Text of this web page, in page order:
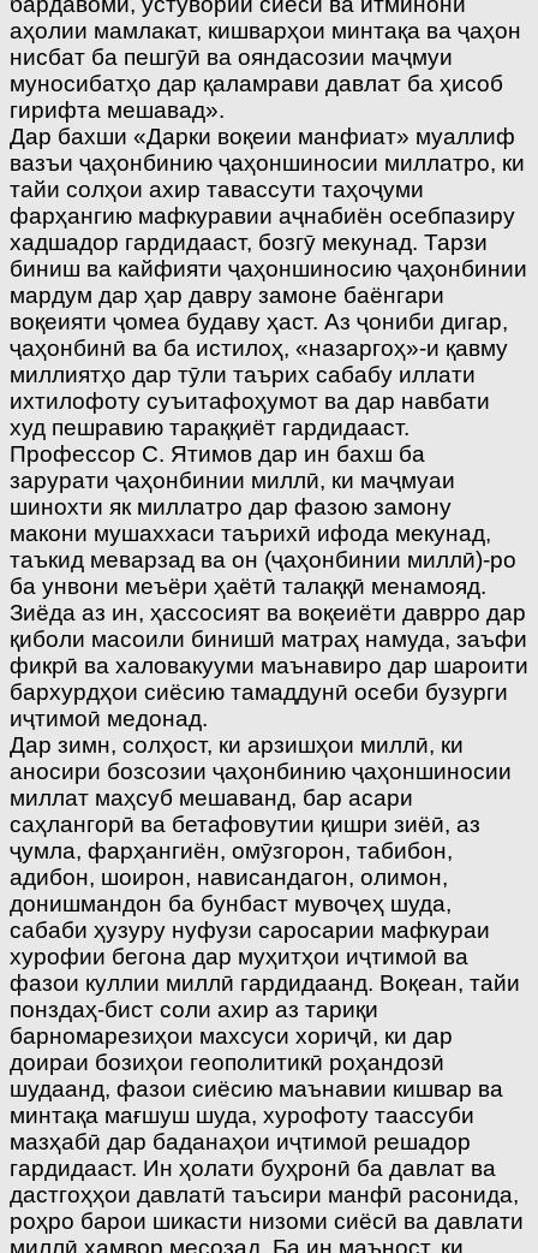
аҳолии мамлакат, кишварҳои минтақа ва ҷаҳон
нисбат ба пешгӯӣ ва ояндасозии маҷмуи
муносибатҳо дар қаламрави давлат ба ҳисоб
гирифта мешавад».
Дар бахши «Дарки воқеии манфиат» муаллиф
вазъи ҷаҳонбинию ҷаҳоншиносии миллатро, ки
тайи солҳои ахир тавассути таҳоҷуми
фарҳангию мафкуравии аҷнабиён осебпазиру
хадшадор гардидааст, бозгӯ мекунад. Тарзи
биниш ва кайфияти ҷаҳоншиносию ҷаҳонбинии
мардум дар ҳар давру замоне баёнгари
воқеияти ҷомеа будаву ҳаст. Аз ҷониби дигар,
ҷаҳонбинӣ ва ба истилоҳ, «назаргоҳ»-и қавму
миллиятҳо дар тӯли таърих сабабу иллати
ихтилофоту суъитафоҳумот ва дар навбати
худ пешравию тараққиёт гардидааст.
Профессор С. Ятимов дар ин бахш ба
зарурати ҷаҳонбинии миллӣ, ки маҷмуаи
шинохти як миллатро дар фазою замону
макони мушаххаси таърихӣ ифода мекунад,
таъкид меварзад ва он (ҷаҳонбинии миллӣ)-ро
ба унвони меъёри ҳаётӣ талаққӣ менамояд.
Зиёда аз ин, ҳассосият ва воқеиёти даврро дар
қиболи масоили бинишӣ матраҳ намуда, заъфи
фикрӣ ва халовакууми маънавиро дар шароити
бархурдҳои сиёсию тамаддунӣ осеби бузурги
иҷтимоӣ медонад.
Дар зимн, солҳост, ки арзишҳои миллӣ, ки
аносири бозсозии ҷаҳонбинию ҷаҳоншиносии
миллат маҳсуб мешаванд, бар асари
саҳлангорӣ ва бетафовутии қишри зиёӣ, аз
ҷумла, фарҳангиён, омӯзгорон, табибон,
адибон, шоирон, нависандагон, олимон,
донишмандон ба бунбаст мувоҷеҳ шуда,
сабаби ҳузуру нуфузи саросарии мафкураи
хурофии бегона дар муҳитҳои иҷтимоӣ ва
фазои куллии миллӣ гардидаанд. Воқеан, тайи
понздаҳ-бист соли ахир аз тариқи
барномарезиҳои махсуси хориҷӣ, ки дар
доираи бозиҳои геополитикӣ роҳандозӣ
шудаанд, фазои сиёсию маънавии кишвар ва
минтақа мағшуш шуда, хурофоту таассуби
мазҳабӣ дар баданаҳои иҷтимоӣ решадор
гардидааст. Ин ҳолати буҳронӣ ба давлат ва
дастгоҳҳои давлатӣ таъсири манфӣ расонида,
роҳро барои шикасти низоми сиёсӣ ва давлати
миллӣ ҳамвор месозад. Ба ин маъност, ки